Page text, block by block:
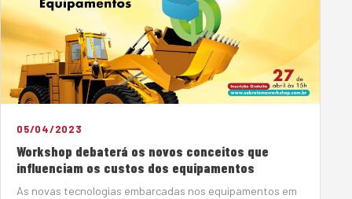
05/04/2023
Workshop debaterá os novos conceitos que
influenciam os custos dos equipamentos
As novas tecnologias embarcadas nos equipamentos em